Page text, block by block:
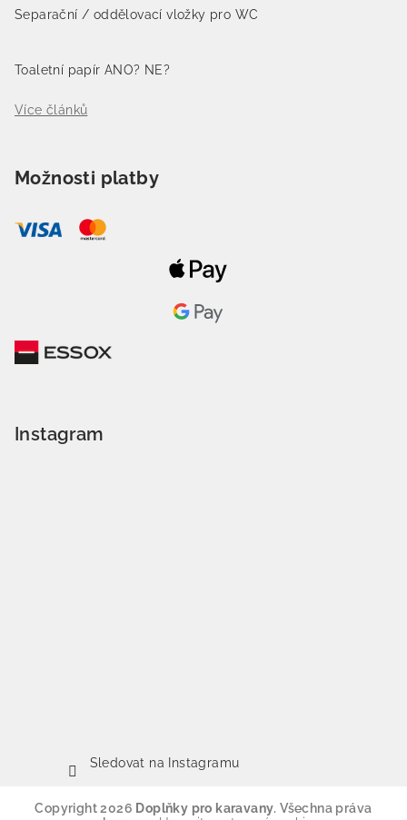
Separační / oddělovací vložky pro WC
Toaletní papír ANO? NE?
Více článků
Možnosti platby
Instagram
Sledovat na Instagramu
Copyright 2026 Doplňky pro karavany. Všechna práva